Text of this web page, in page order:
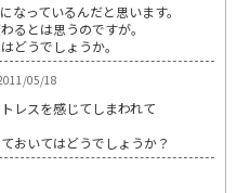
なっているんだと思います。
るとは思うのですが。
どうでしょうか。
05/18
レスを感じてしまわれて
おいてはどうでしょうか？